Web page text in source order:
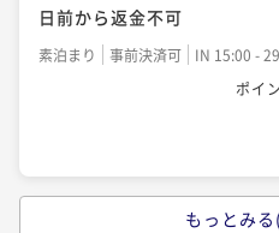
おすすめ
朝食付き 現地決済可 事前決済可
ポイ
日前から返金不可
素泊まり 事前決済可
IN 15:00 -
ポイ
もっとみ